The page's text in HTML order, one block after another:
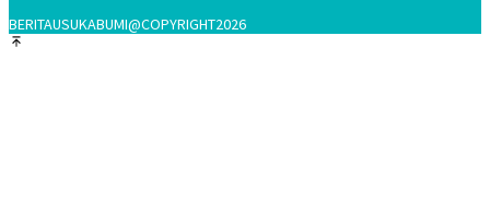
BERITAUSUKABUMI@COPYRIGHT2026